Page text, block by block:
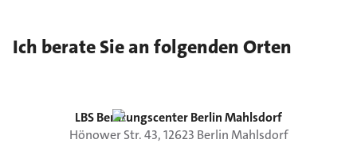
Ich berate Sie an folgenden Orten
LBS Beratungscenter Berlin Mahlsdorf
Hönower Str.43,12623 BerlinMahlsdorf